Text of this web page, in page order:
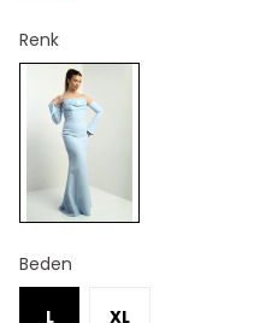
Renk
Beden
L XL